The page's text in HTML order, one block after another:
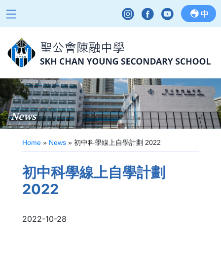
中
News
Home » News » 初中科學線上自學計劃 2022
初中科學線上自學計劃
2022
2022-10-28